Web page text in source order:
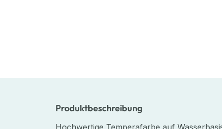
Produktbeschreibung
Hochwertige Temperafarbe auf